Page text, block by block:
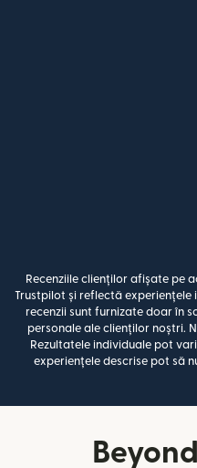
Recenziile clienților afișate pe
Trustpilot și reflectă experiențele
recenzii sunt furnizate doar în
personale ale clienților noștri.
Rezultatele individuale pot
experiențele descrise pot să